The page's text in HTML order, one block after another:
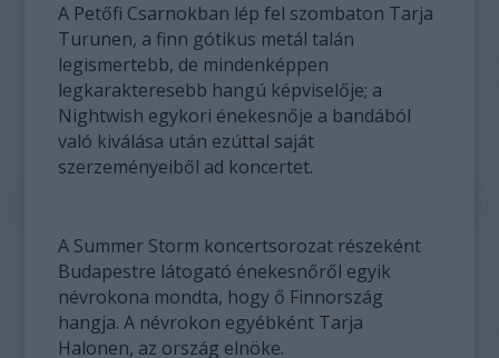
A Petőfi Csarnokban lép fel szombaton Tarja
Turunen, a finn gótikus metál talán
legismertebb, de mindenképpen
legkarakteresebb hangú képviselője; a
Nightwish egykori énekesnője a bandából
való kiválása után ezúttal saját
szerzeményeiből ad koncertet.
A Summer Storm koncertsorozat részeként
Budapestre látogató énekesnőről egyik
névrokona mondta, hogy ő Finnország
hangja. A névrokon egyébként Tarja
Halonen, az ország elnöke.